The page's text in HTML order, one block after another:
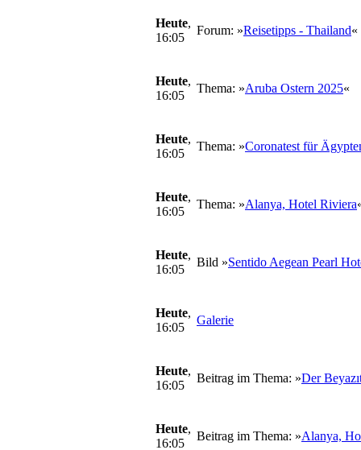
Heute,
16:05
Forum: »Reisetipps - Thailand«
Heute,
16:05
Thema: »Aruba Ostern 2025«
Heute,
16:05
Thema: »Coronatest für
Heute,
16:05
Thema: »Alanya, Hotel Riviera
Heute,
16:05
Bild »Sentido Aegean Pearl
Heute,
16:05
Galerie
Heute,
16:05
Beitrag im Thema: »Der
Heute,
16:05
Beitrag im Thema: »Alanya,